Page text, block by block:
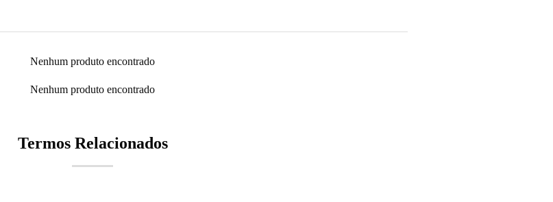
Nenhum produto encontrado
Nenhum produto encontrado
Termos Relacionados